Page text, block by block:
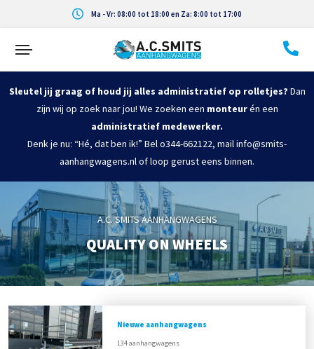
Ma - Vr: 08:00 tot 18:00 en Za: 8:00 tot 17:00
Sleutel jij graag of houd jij alles administratief op rolletjes? Dan
zijn wij op zoek naar jou! We zoeken een monteurén een
administratief medewerker.
Denk je nu: “Hé, dat ben ik!” Bel o344-662122, mail info@smits-
aanhangwagens.nl of loop gerust eens binnen.
A.C. SMITS AANHANGWAGENS
QUALITY ON WHEELS
Nieuwe aanhangwagens
134 aanhangwagens